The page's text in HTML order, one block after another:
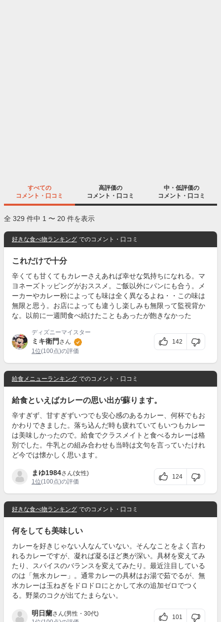
すべての
コメント・口コミ
高評価の
コメント・口コミ
中・低評価の
コメント・口コミ
全 329 件中 1 〜 20 件を表示
好きな食べ物ランキング でのコメント・口コミ
これだけで十分
辛くても甘くてもカレーさえあれば幸せな気持ちになれる。マ
ヨネーズトッピングがおススメ。ご飯以外にパンにも合う。メ
ーカーやカレー粉によっても味は全く異なるよね・・この味は
無限と思う。お店によっても違うし楽しみも無限って監視背か
な。以前に一週間食べ続けたこともあったが飽きなかった
ディズニーマイスター
ミキ衛門 さん
1位(100点)の評価
142
給食メニューランキング でのコメント・口コミ
給食といえばカレーの思い出が蘇ります。
辛すぎず、甘すぎずいつでも安心感のあるカレー、何杯でもお
かわりできました。落ち込んだ時も疲れていてもいつもカレー
は美味しかったので。給食でクラスメイトと食べるカレーは格
別でした。牛乳との組み合わせも当時は文句を言っていたけれ
ど今では懐かしく思います。
まゆ1984さん(女性)
1位(100点)の評価
124
好きな食べ物ランキング でのコメント・口コミ
何をしても美味しい
カレーを好きじゃない人なんていない。そんなことをよく言わ
れるカレーですが、凝れば凝るほど奥が深い。具材を変えてみ
たり、スパイスのバランスを変えてみたり。最近注目している
のは「無水カレー」。通常カレーの具材はお湯で茹でるが、無
水カレーは玉ねぎをドロドロにとかして水の追加ゼロでつく
る。野菜のコクが出てたまらない。
明日蘭さん(男性・30代)
101